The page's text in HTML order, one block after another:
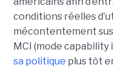
conditions réelles
mécontentement
MCI (mode capability
sa politique plus tôt